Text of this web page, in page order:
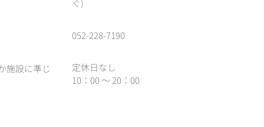
施設に準じ
ぐ)
052-228-7190
定休日なし
10：00 ～ 20：00